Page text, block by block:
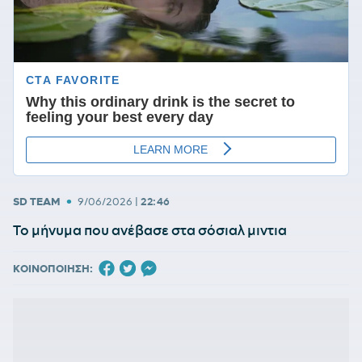
SD TEAM • 9/06/2026 | 22:46
Το μήνυμα που ανέβασε στα σόσιαλ μιντια
ΚΟΙΝΟΠΟΙΗΣΗ: